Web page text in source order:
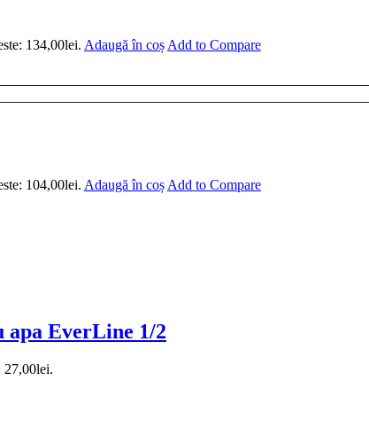
134,00lei. Adaugă în coș Add to Compare
104,00lei. Adaugă în coș Add to Compare
EverLine 1/2
27,00lei.